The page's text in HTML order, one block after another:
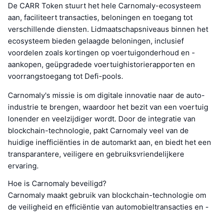
De CARR Token stuurt het hele Carnomaly-ecosysteem
aan, faciliteert transacties, beloningen en toegang tot
verschillende diensten. Lidmaatschapsniveaus binnen het
ecosysteem bieden gelaagde beloningen, inclusief
voordelen zoals kortingen op voertuigonderhoud en -
aankopen, geüpgradede voertuighistorierapporten en
voorrangstoegang tot Defi-pools.
Carnomaly's missie is om digitale innovatie naar de auto-
industrie te brengen, waardoor het bezit van een voertuig
lonender en veelzijdiger wordt. Door de integratie van
blockchain-technologie, pakt Carnomaly veel van de
huidige inefficiënties in de automarkt aan, en biedt het een
transparantere, veiligere en gebruiksvriendelijkere
ervaring.
Hoe is Carnomaly beveiligd?
Carnomaly maakt gebruik van blockchain-technologie om
de veiligheid en efficiëntie van automobieltransacties en -